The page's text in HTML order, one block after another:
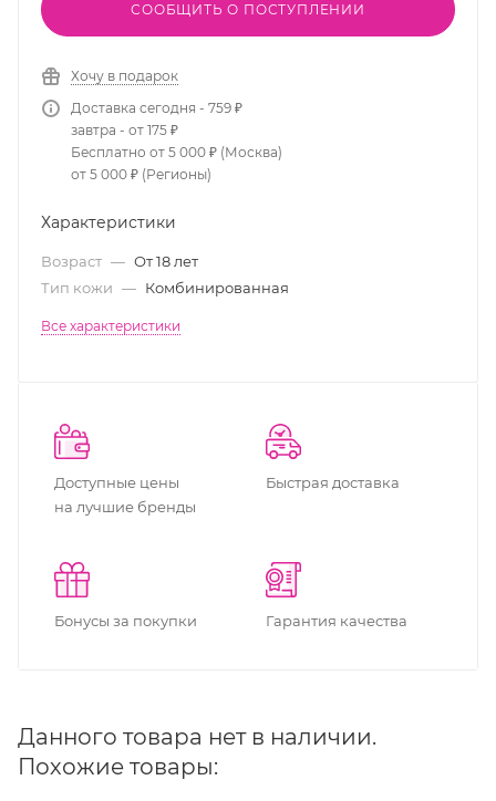
СООБЩИТЬ О ПОСТУПЛЕНИИ
Хочу в подарок
Доставка сегодня - 759 ₽
завтра - от 175 ₽
Бесплатно от 5 000 ₽ (Москва)
от 5 000 ₽ (Регионы)
Характеристики
Возраст — От 18 лет
Тип кожи — Комбинированная
Все характеристики
Доступные цены
на лучшие бренды
Быстрая доставка
Бонусы за покупки Гарантия качества
Данного товара нет в наличии.
Похожие товары: